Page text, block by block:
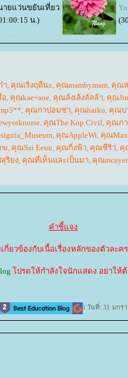
ายแว่นขยันเที่ยว
น.)
า คุณเริงฤดีนะ คุณmambymam คุณ
คุณkae+aoe คุณล้งเล้งลัลล้า คุณ
คุณกาปอมซ่า คุณhaiku คุณบ
คุณThe Kop Civil คุณภา
คุณAppleWi คุณ
ฆ คุณSai Eeuu คุณกิ่งฟ้า คุณชีริว คุ
ริยง คุณที่เห็นและเป็นมา คุณ
คำชี้แจง
กี่ยวข้องกับเนื้อเรื่องหลักของตัวละค
ปรดให้กำลังใจนักแสดง อย่าให้ต้
) วันที่: 31 มกรา